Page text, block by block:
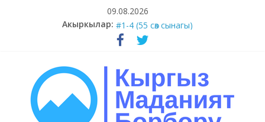
09.08.2026
Акыркылар: #5-8 (55 сөз сынагы)
#1-4 (55 сөз сынагы)
#13-14 (55 сөз сынагы)
#9-10 (55 сөз сынагы)